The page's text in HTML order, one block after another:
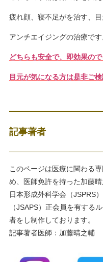
疲れ顔、寝不足がを治す、
アンチエイジングの治療です
どちらも安全で、即効果ので
目元が気になる方は是非ご検
記事著者
このページは医療に関わる
め、医師免許を持った加藤晴
日本形成外科学会（JSPRS
（JSAPS）正会員を有する
者をし制作しております。
記事著者医師：加藤晴之輔